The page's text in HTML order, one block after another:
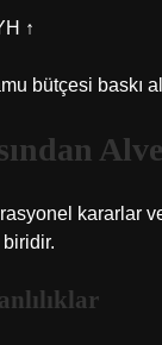
↑
bütçesi baskı
kararlar